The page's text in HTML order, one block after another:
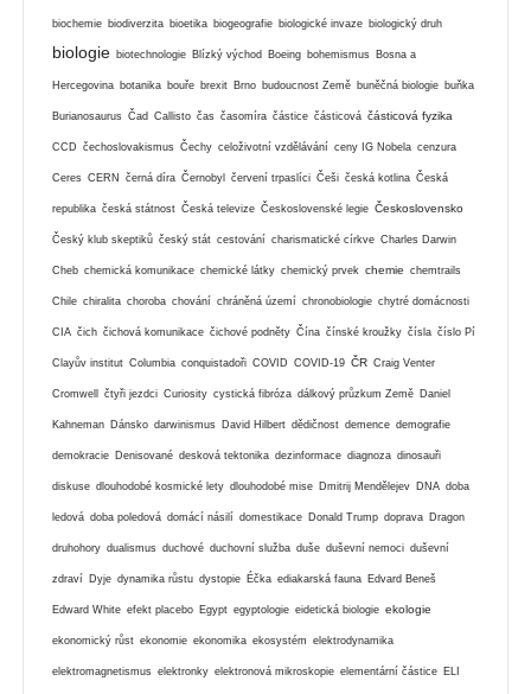
biochemie biodiverzita bioetika biogeografie biologické invaze biologický druh
biologie biotechnologie Blízký východ Boeing bohemismus Bosna a
Hercegovina botanika bouře brexit Brno budoucnost Země buněčná biologie buňka
Burianosaurus Čad Callisto čas časomíra částice částicová částicová fyzika
CCD čechoslovakismus Čechy celoživotní vzdělávání ceny IG Nobela cenzura
Ceres CERN černá díra Černobyl červení trpaslíci Češi česká kotlina Česká
republika česká státnost Česká televize Československé legie Československo
Český klub skeptiků český stát cestování charismatické církve Charles Darwin
Cheb chemická komunikace chemické látky chemický prvek chemie chemtrails
Chile chiralita choroba chování chráněná území chronobiologie chytré domácnosti
CIA čich čichová komunikace čichové podněty Čína čínské kroužky čísla číslo Pí
Clayův institut Columbia conquistadoři COVID COVID-19 ČR Craig Venter
Cromwell čtyři jezdci Curiosity cystická fibróza dálkový průzkum Země Daniel
Kahneman Dánsko darwinismus David Hilbert dědičnost demence demografie
demokracie Denisované desková tektonika dezinformace diagnoza dinosauři
diskuse dlouhodobé kosmické lety dlouhodobé mise Dmitrij Mendělejev DNA doba
ledová doba poledová domácí násilí domestikace Donald Trump doprava Dragon
druhohory dualismus duchové duchovní služba duše duševní nemoci duševní
zdraví Dyje dynamika růstu dystopie Éčka ediakarská fauna Edvard Beneš
Edward White efekt placebo Egypt egyptologie eidetická biologie ekologie
ekonomický růst ekonomie ekonomika ekosystém elektrodynamika
elektromagnetismus elektronky elektronová mikroskopie elementární částice ELI